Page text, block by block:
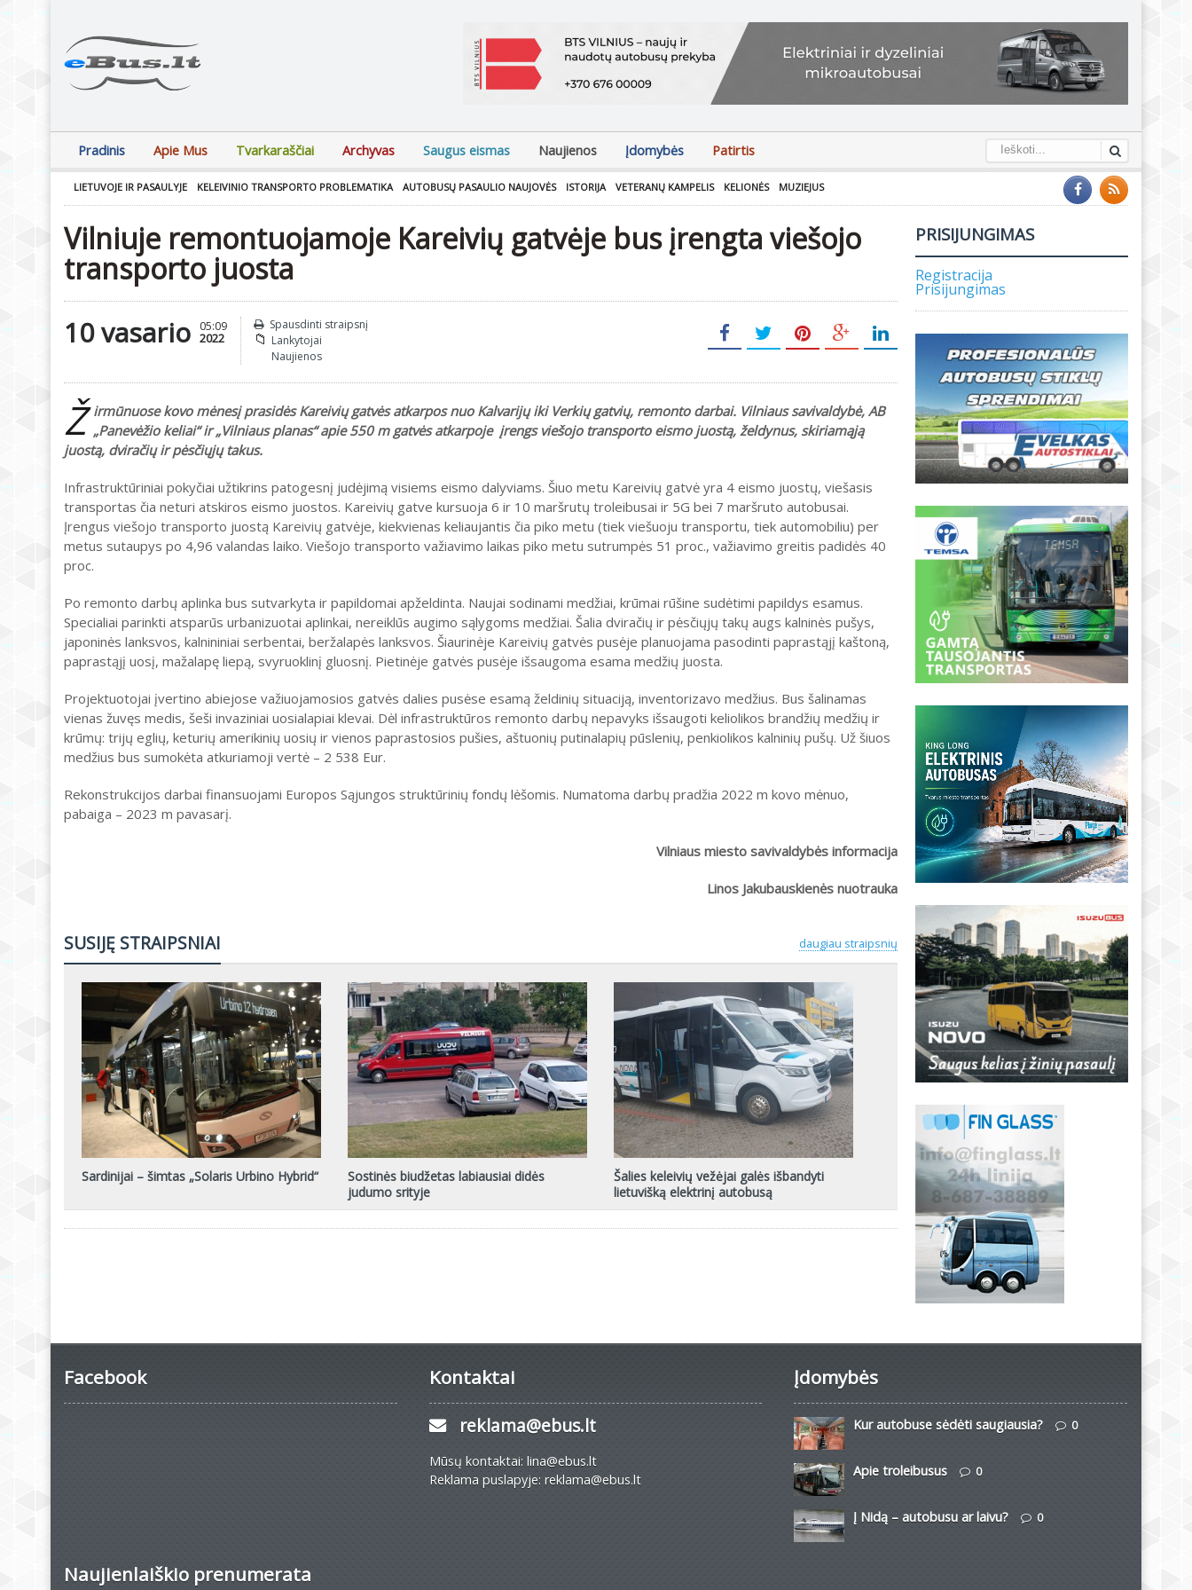
Pradinis Apie Mus Tvarkaraščiai Archyvas Saugus eismas Naujienos Įdomybės Patirtis
LIETUVOJE IR PASAULYJE KELEIVINIO TRANSPORTO PROBLEMATIKA AUTOBUSŲ PASAULIO NAUJOVĖS ISTORIJA VETERANŲ KAMPELIS KELIONĖS MUZIEJUS
Vilniuje remontuojamoje Kareivių gatvėje bus įrengta viešojo
transporto juosta
10 vasario 05:09
2022
Spausdinti straipsnį
Lankytojai
Naujienos
Ž irmūnuose kovo mėnesį prasidės Kareivių gatvės atkarpos nuo Kalvarijų iki Verkių gatvių, remonto darbai. Vilniaus savivaldybė, AB
„Panevėžio keliai“ ir „Vilniaus planas“ apie 550 m gatvės atkarpoje įrengs viešojo transporto eismo juostą, želdynus, skiriamąją
juostą, dviračių ir pėsčiųjų takus.
Infrastruktūriniai pokyčiai užtikrins patogesnį judėjimą visiems eismo dalyviams. Šiuo metu Kareivių gatvė yra 4 eismo juostų, viešasis
transportas čia neturi atskiros eismo juostos. Kareivių gatve kursuoja 6 ir 10 maršrutų troleibusai ir 5G bei 7 maršruto autobusai.
Įrengus viešojo transporto juostą Kareivių gatvėje, kiekvienas keliaujantis čia piko metu (tiek viešuoju transportu, tiek automobiliu) per
metus sutaupys po 4,96 valandas laiko. Viešojo transporto važiavimo laikas piko metu sutrumpės 51 proc., važiavimo greitis padidės 40
proc.
Po remonto darbų aplinka bus sutvarkyta ir papildomai apželdinta. Naujai sodinami medžiai, krūmai rūšine sudėtimi papildys esamus.
Specialiai parinkti atsparūs urbanizuotai aplinkai, nereiklūs augimo sąlygoms medžiai. Šalia dviračių ir pėsčiųjų takų augs kalninės pušys,
japoninės lanksvos, kalnininiai serbentai, beržalapės lanksvos. Šiaurinėje Kareivių gatvės pusėje planuojama pasodinti paprastąjį kaštoną,
paprastąjį uosį, mažalapę liepą, svyruoklinį gluosnį. Pietinėje gatvės pusėje išsaugoma esama medžių juosta.
Projektuotojai įvertino abiejose važiuojamosios gatvės dalies pusėse esamą želdinių situaciją, inventorizavo medžius. Bus šalinamas
vienas žuvęs medis, šeši invaziniai uosialapiai klevai. Dėl infrastruktūros remonto darbų nepavyks išsaugoti keliolikos brandžių medžių ir
krūmų: trijų eglių, keturių amerikinių uosių ir vienos paprastosios pušies, aštuonių putinalapių pūslenių, penkiolikos kalninių pušų. Už šiuos
medžius bus sumokėta atkuriamoji vertė – 2 538 Eur.
Rekonstrukcijos darbai finansuojami Europos Sąjungos struktūrinių fondų lėšomis. Numatoma darbų pradžia 2022 m kovo mėnuo,
pabaiga – 2023 m pavasarį.
Vilniaus miesto savivaldybės informacija
Linos Jakubauskienės nuotrauka
daugiau straipsnių
SUSIJĘ STRAIPSNIAI
Sardinijai – šimtas „Solaris Urbino Hybrid“
Sostinės biudžetas labiausiai didės
judumo srityje
Šalies keleivių vežėjai galės išbandyti
lietuvišką elektrinį autobusą
PRISIJUNGIMAS
Registracija
Prisijungimas
Facebook Kontaktai
reklama@ebus.lt
Mūsų kontaktai: lina@ebus.lt
Reklama puslapyje: reklama@ebus.lt
Įdomybės
Kur autobuse sėdėti saugiausia? 0
Apie troleibusus 0
Į Nidą – autobusu ar laivu? 0
Naujienlaiškio prenumerata